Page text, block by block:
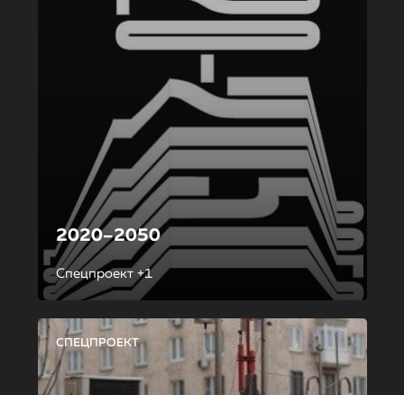
2020–2050
Спецпроект +1
СПЕЦПРОЕКТ